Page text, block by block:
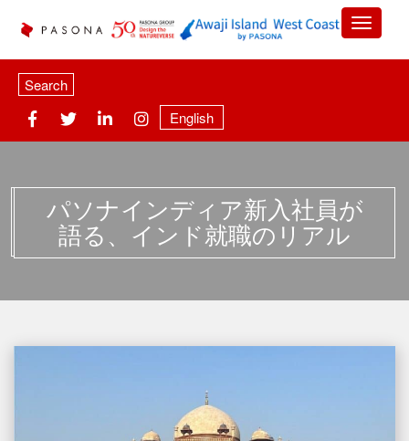
Search
English
パソナインディア新入社員が
語る、インド就職のリアル